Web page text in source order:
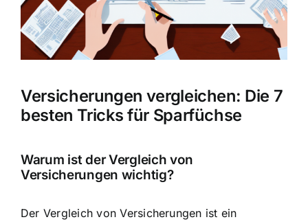
Hausratversicherung
Berufsunfähigkeitsversicherung
Weitere Tarifvergleiche
Versicherungen vergleichen: Die 7
besten Tricks für Sparfüchse
Warum ist der Vergleich von
Versicherungen wichtig?
Der Vergleich von Versicherungen ist ein